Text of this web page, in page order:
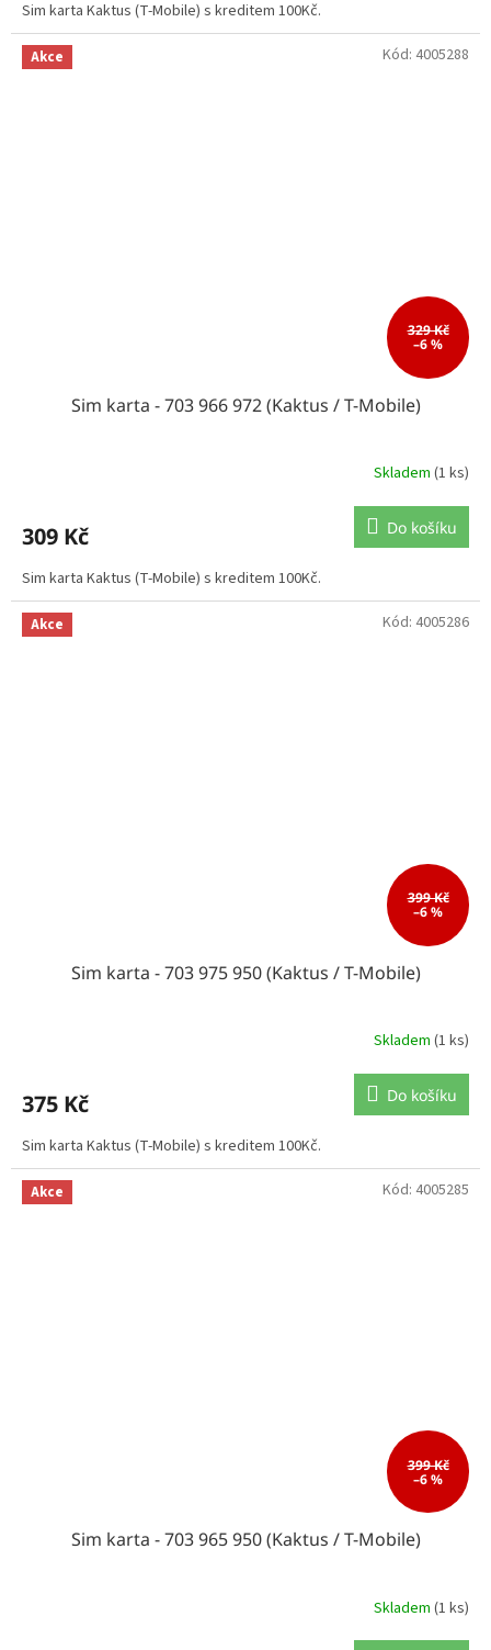
Sim karta Kaktus (T-Mobile) s kreditem 100Kč.
Akce
329 Kč
–6 %
Sim karta - 703 966 972 (Kaktus / T-Mobile)
Skladem (1 ks)
309 Kč Do košíku
Sim karta Kaktus (T-Mobile) s kreditem 100Kč.
Kód: 4005288
Akce
399 Kč
–6 %
Sim karta - 703 975 950 (Kaktus / T-Mobile)
Skladem (1 ks)
375 Kč Do košíku
Sim karta Kaktus (T-Mobile) s kreditem 100Kč.
Kód: 4005286
Akce
399 Kč
–6 %
Sim karta - 703 965 950 (Kaktus / T-Mobile)
Skladem (1 ks)
Kód: 4005285